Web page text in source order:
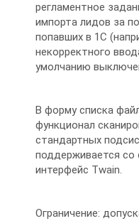
регламентное
импорта лидов за
попавших в 1С
некорректного
умолчанию
В форму списка
функционал
стандартных
поддерживается
интерфейс Twain.
Ограничение: